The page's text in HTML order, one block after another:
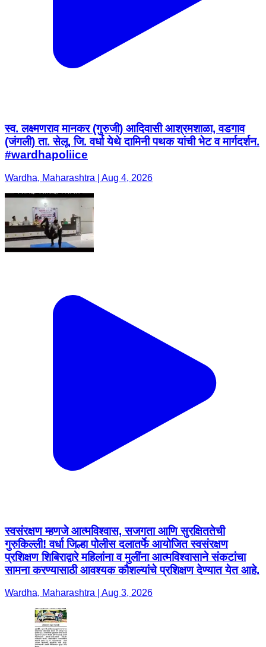
स्व. लक्ष्मणराव मानकर (गुरुजी) आदिवासी आश्रमशाळा, वडगाव
(जंगली) ता. सेलू, जि. वर्धा येथे दामिनी पथक यांची भेट व मार्गदर्शन.
#wardhapoliice
Wardha, Maharashtra | Aug 4, 2026
स्वसंरक्षण म्हणजे आत्मविश्वास, सजगता आणि सुरक्षिततेची
गुरुकिल्ली! वर्धा जिल्हा पोलीस दलातर्फे आयोजित स्वसंरक्षण
प्रशिक्षण शिबिराद्वारे महिलांना व मुलींना आत्मविश्वासाने संकटांचा
सामना करण्यासाठी आवश्यक कौशल्यांचे प्रशिक्षण देण्यात येत आहे.
Wardha, Maharashtra | Aug 3, 2026